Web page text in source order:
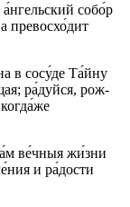
собо́р
превосхо́дит
в со­су́­де Та́й­ну
ра́­дуй­ся, рож­
ве́ч­ныя жи́з­ни
и ра́­дос­ти